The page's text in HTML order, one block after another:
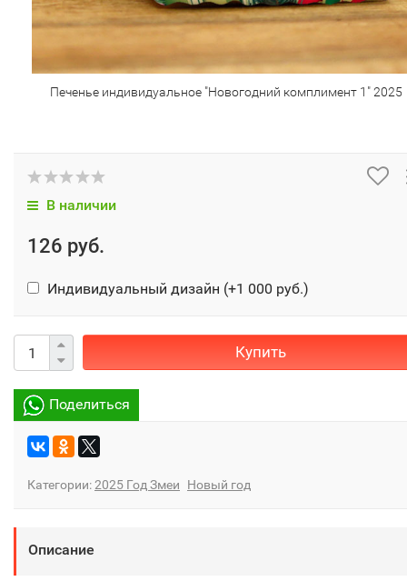
Печенье индивидуальное "Новогодний комплимент 1" 2025
В наличии
126 руб.
Индивидуальный дизайн (+1 000 руб.)
Купить
Поделиться
Категории:2025 Год Змеи Новый год
Описание